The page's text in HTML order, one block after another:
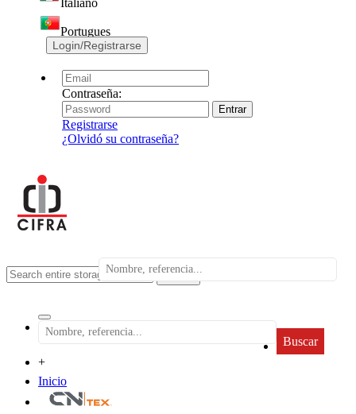
Italiano
Portugues
Login/Registrarse
Contraseña:
Registrarse
¿Olvidó su contraseña?
search
Buscar
+
Inicio